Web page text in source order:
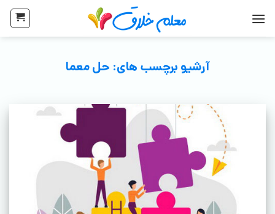
آرشیو برچسب های: حل معما